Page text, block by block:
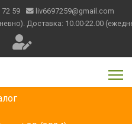
72 59
liv6697259@gmail.com
Доставка: 10.00-22.00